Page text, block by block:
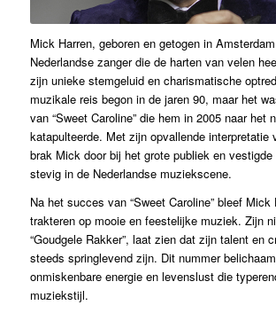
Mick Harren, geboren en getogen in
Nederlandse zanger die de harten van velen
zijn unieke stemgeluid en charismatische
muzikale reis begon in de jaren 90, maar het
van “Sweet Caroline” die hem in 2005 naar het
katapulteerde. Met zijn opvallende interpretatie
brak Mick door bij het grote publiek en
stevig in de Nederlandse muziekscene.
Na het succes van “Sweet Caroline” bleef Mick
trakteren op mooie en feestelijke muziek. Zijn
“Goudgele Rakker”, laat zien dat zijn talent en
steeds springlevend zijn. Dit nummer
onmiskenbare energie en levenslust die
muziekstijl.